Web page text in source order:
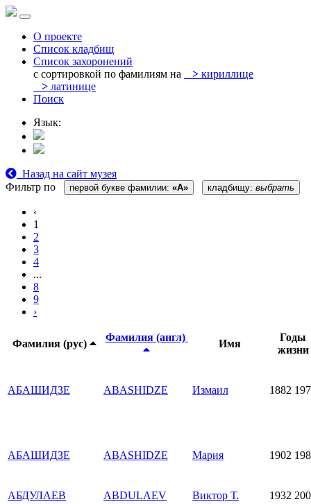
О проекте
Список кладбищ
Список захоронений
с сортировкой по фамилиям на
> кириллице
> латинице
Поиск
Язык:
Назад на сайт музея
Фильтр по
первой букве фамилии: «А» кладбищу: выбрать
‹
1
2
3
4
...
8
9
›
Фамилия (рус)
Фамилия (англ)
Имя
Годы
жизни
АБАШИДЗЕ ABASHIDZE Измаил 1882
АБАШИДЗЕ ABASHIDZE Мария 1902
АБДУЛАЕВ ABDULAEV Виктор Т. 1932